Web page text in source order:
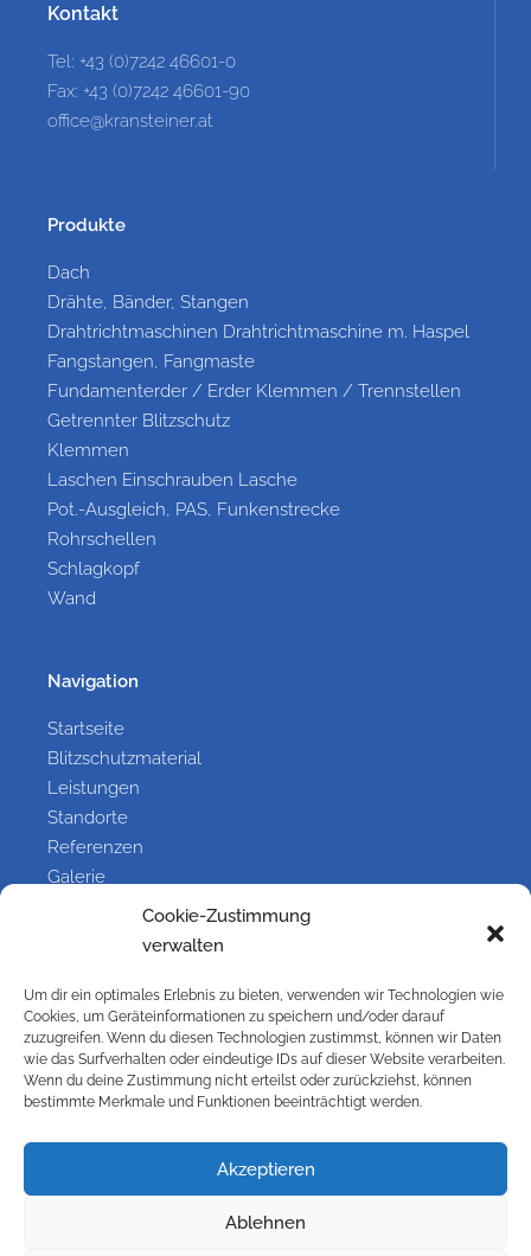
Cookie-Zustimmung
verwalten
Um dir ein optimales Erlebnis zu bieten, verwenden wir Technologien wie
Cookies, um Geräteinformationen zu speichern und/oder darauf
zuzugreifen. Wenn du diesen Technologien zustimmst, können wir Daten
wie das Surfverhalten oder eindeutige IDs auf dieser Website verarbeiten.
Wenn du deine Zustimmung nicht erteilst oder zurückziehst, können
bestimmte Merkmale und Funktionen beeinträchtigt werden.
Akzeptieren
Ablehnen
Kontakt
Tel: +43 (0)7242 46601-0
Fax: +43 (0)7242 46601-90
office@kransteiner.at
Produkte
Dach
Drähte, Bänder, Stangen
Drahtrichtmaschinen Drahtrichtmaschine m. Haspel
Fangstangen, Fangmaste
Fundamenterder / Erder Klemmen / Trennstellen
Getrennter Blitzschutz
Klemmen
Laschen Einschrauben Lasche
Pot.-Ausgleich, PAS, Funkenstrecke
Rohrschellen
Schlagkopf
Wand
Navigation
Startseite
Blitzschutzmaterial
Leistungen
Standorte
Referenzen
Galerie
Information
Kontakt
Impressum
Versandbedingungen